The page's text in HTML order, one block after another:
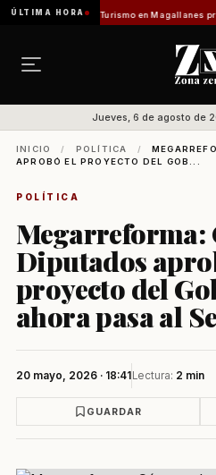
ÚLTIMA HORA
Vladilo] Turismo en Magallanes proyecta
Jueves, 6 de agosto de
INICIO / POLÍTICA /
APROBÓ EL PROYECTO DEL GOB...
POLÍTICA
Megarreforma:
Diputados
proyecto del
ahora pasa al
20 mayo, 2026 · 18:41Lectura: 2 min
GUARDAR